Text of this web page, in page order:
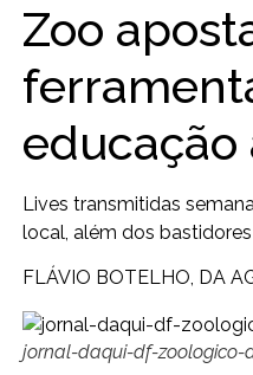
Zoo
Lives transmitidas
local, além dos
FLÁVIO BOTELHO, DA
jornal-daqui-df-zoologico-